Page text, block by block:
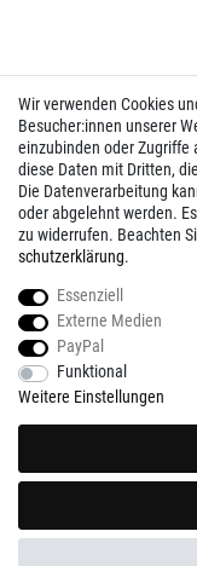
Wir verwenden Cookies
Besucher:innen unserer
einzubinden oder Zugriffe
diese Daten mit Dritten,
Die Datenverarbeitung
oder abgelehnt werden.
zu widerrufen. Beachten
schutz­erklärung.
Essenziell
Externe Medien
PayPal
Funktional
Weitere Einstellungen